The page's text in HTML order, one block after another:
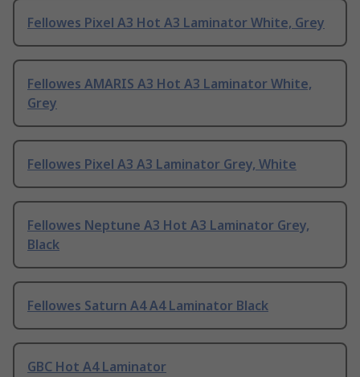
Fellowes Pixel A3 Hot A3 Laminator White, Grey
Fellowes AMARIS A3 Hot A3 Laminator White,
Grey
Fellowes Pixel A3 A3 Laminator Grey, White
Fellowes Neptune A3 Hot A3 Laminator Grey,
Black
Fellowes Saturn A4 A4 Laminator Black
GBC Hot A4 Laminator